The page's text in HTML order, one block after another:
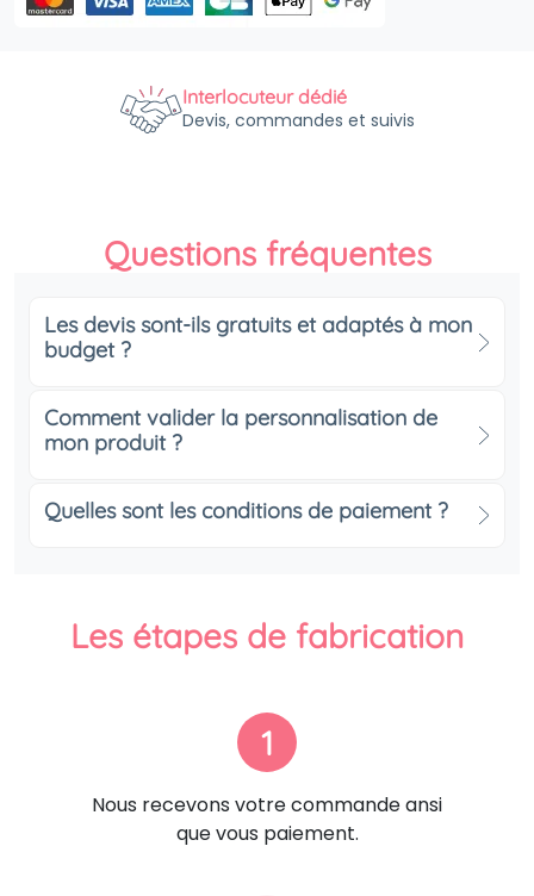
Interlocuteur dédié
Devis, commandes et suivis
Questions fréquentes
Les devis sont-ils gratuits et adaptés à mon
budget ?
Comment valider la personnalisation de
mon produit ?
Quelles sont les conditions de paiement ?
Les étapes de fabrication
1
Nous recevons votre commande ansi
que vous paiement.